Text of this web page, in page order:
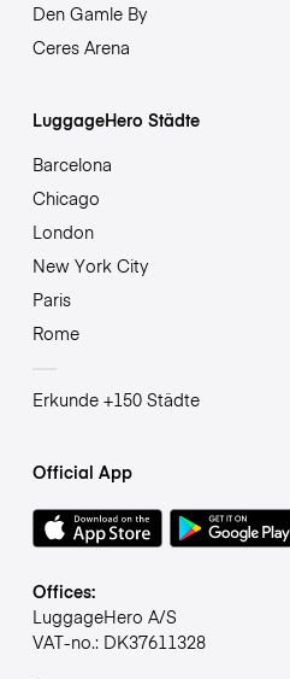
Den Gamle By
Ceres Arena
LuggageHero Städte
Barcelona
Chicago
London
New York City
Paris
Rome
Erkunde +150 Städte
Official App
Offices:
LuggageHero A/S
VAT-no.: DK37611328